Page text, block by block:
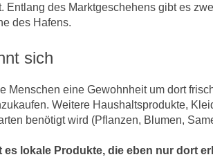
Entlang des Marktgeschehens gibt es
des Hafens.
sich
Menschen eine Gewohnheit um dort
Weitere Haushaltsprodukte,
benötigt wird (Pflanzen, Blumen,
es lokale Produkte, die eben nur dort